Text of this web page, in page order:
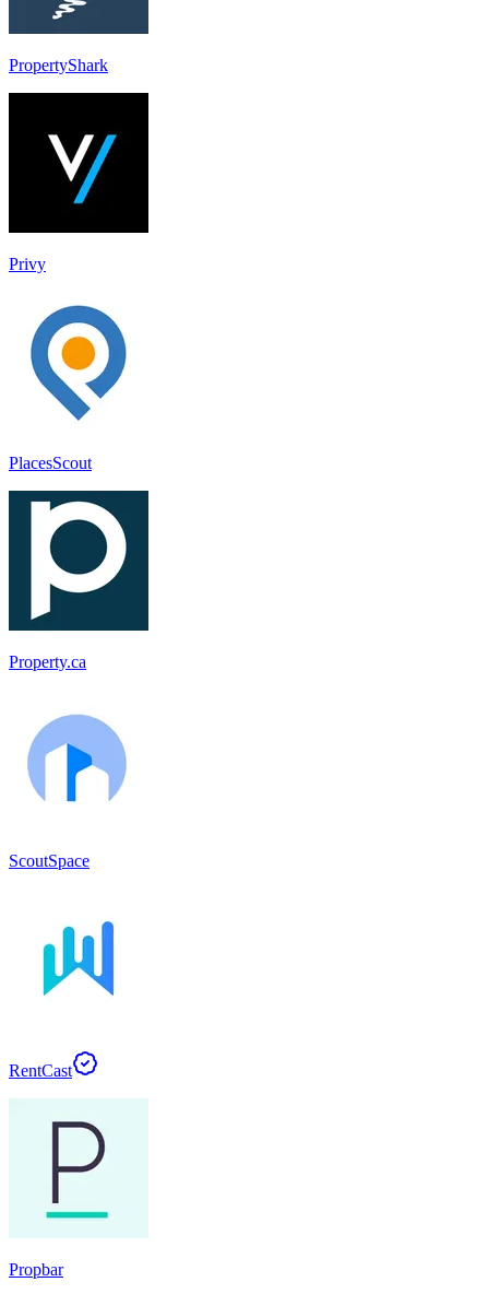
PropertyShark
Privy
PlacesScout
Property.ca
ScoutSpace
RentCast
Propbar